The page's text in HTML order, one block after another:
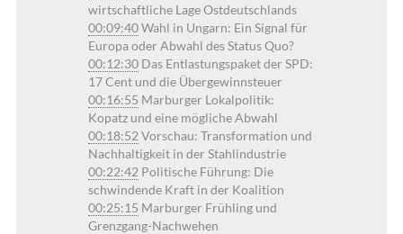
wirtschaftliche Lage Ostdeutschlands
00:09:40Wahl in Ungarn: Ein Signal für
Europa oder Abwahl des Status Quo?
00:12:30Das Entlastungspaket der SPD:
17 Cent und die Übergewinnsteuer
00:16:55 Marburger Lokalpolitik:
Kopatz und eine mögliche Abwahl
00:18:52 Vorschau: Transformation und
Nachhaltigkeit in der Stahlindustrie
00:22:42 Politische Führung: Die
schwindende Kraft in der Koalition
00:25:15 Marburger Frühling und
Grenzgang-Nachwehen